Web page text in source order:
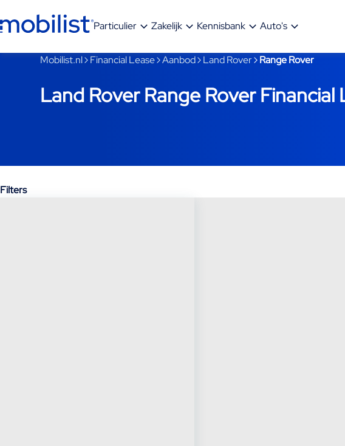
Particulier
Zakelijk Kennisbank Auto's
Je bent nu voorbij het hoofdmenu
Mobilist.nl Financial Lease Aanbod Land Rover Range Rover
Land Rover Range Rover Financial
Filters